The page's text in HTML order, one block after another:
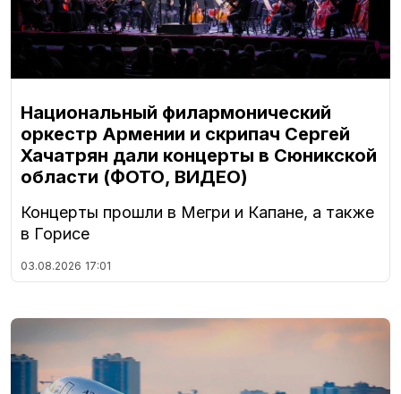
Национальный филармонический
оркестр Армении и скрипач Сергей
Хачатрян дали концерты в Сюникской
области (ФОТО, ВИДЕО)
Концерты прошли в Мегри и Капане, а также
в Горисе
03.08.2026 17:01